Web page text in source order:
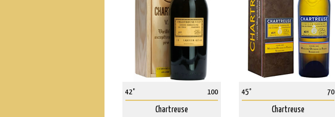
42° 100
Chartreuse
45° 70
Chartreuse